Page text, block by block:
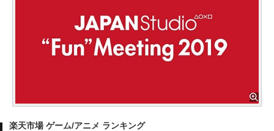
楽天市場 ゲーム/アニメ ランキング